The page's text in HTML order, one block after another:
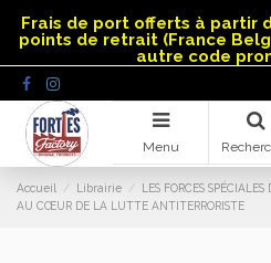
Frais de port offerts à partir
points de retrait (France
autre code
Menu
Accueil Librairie
LES FORCES
AU CŒUR DE LA LUTTE ANTITERRORISTE